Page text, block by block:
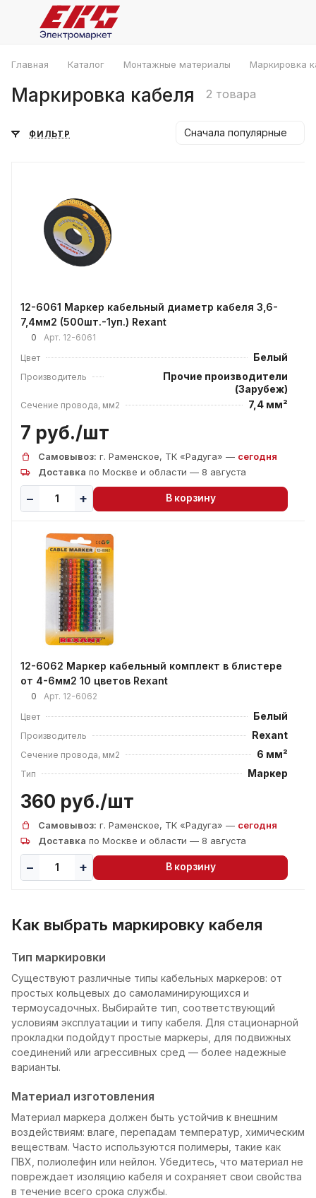
Главная Каталог Монтажные материалы Маркировка
Маркировка кабеля 2 товара
ФИЛЬТР Сначала популярные
12-6061 Маркер кабельный диаметр кабеля 3,6-
7,4мм2 (500шт.-1уп.) Rexant
0 Арт. 12-6061
Цвет
Белый
Производитель
Прочие производители
(Зарубеж)
Сечение провода, мм2 7,4 мм²
7 руб./шт
Самовывоз: г. Раменское, ТК «Радуга» — сегодня
Доставка по Москве и области — 8 августа
В корзину
12-6062 Маркер кабельный комплект в блистере
от 4-6мм2 10 цветов Rexant
0 Арт. 12-6062
Цвет
Белый
Производитель Rexant
Сечение провода, мм2 6 мм²
Тип Маркер
360 руб./шт
Самовывоз: г. Раменское, ТК «Радуга» — сегодня
Доставка по Москве и области — 8 августа
В корзину
Как выбрать маркировку кабеля
Тип маркировки
Существуют различные типы кабельных маркеров: от
простых кольцевых до самоламинирующихся и
термоусадочных. Выбирайте тип, соответствующий
условиям эксплуатации и типу кабеля. Для стационарной
прокладки подойдут простые маркеры, для подвижных
соединений или агрессивных сред — более надежные
варианты.
Материал изготовления
Материал маркера должен быть устойчив к внешним
воздействиям: влаге, перепадам температур, химическим
веществам. Часто используются полимеры, такие как
ПВХ, полиолефин или нейлон. Убедитесь, что материал не
повреждает изоляцию кабеля и сохраняет свои свойства
в течение всего срока службы.